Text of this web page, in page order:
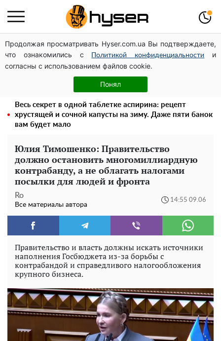
Продолжая просматривать Hyser.com.ua Вы подтверждаете,
что ознакомились с
Политикой конфиденциальности
и
согласны с использованием файлов cookie.
Понял
Дроны с наценкой: Александр Конотопский вывел
миллионы оборонного бюджета через фиктивную
фирму в Эстонии
Как участник боевых действий может оформить
льготу на оплату коммунальных услуг: инструкция
Весь секрет в одной таблетке аспирина: рецепт
хрустящей и сочной капусты на зиму. Даже пяти банок
вам будет мало
Юлия Тимошенко: Правительство
должно остановить многомиллиардную
контрабанду, а не облагать налогами
посылки для людей и фронта
Ro
Все материалы автора
14:55 09.06
Правительство и власть должны искать источники
наполнения Госбюджета из-за борьбы с
контрабандой и справедливого налогообложения
крупного бизнеса.